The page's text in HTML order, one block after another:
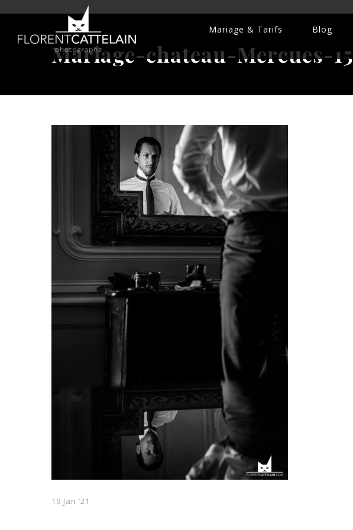
Mariage & Tarifs Blog
Mariage-chateau-Mercues-15
19 Jan ’21